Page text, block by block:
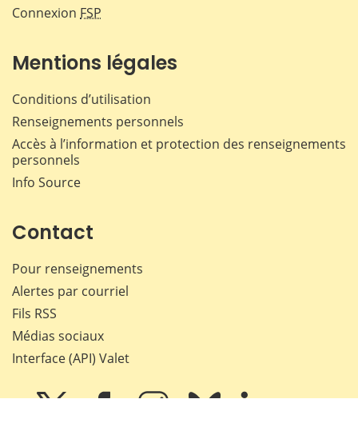
Connexion FSP
Mentions légales
Conditions d’utilisation
Renseignements personnels
Accès à l’information et protection des renseignements
personnels
Info Source
Contact
Pour renseignements
Alertes par courriel
Fils RSS
Médias sociaux
Interface (API) Valet